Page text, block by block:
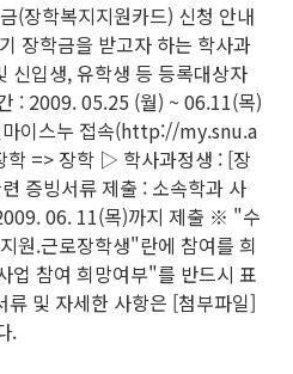
(장학복지지원카드) 신청 안내
장학금을 받고자 하는 학사과
신입생, 유학생 등 등록대상자
: 2009. 05.25 (월) ~ 06.11(목)
이스누 접속(http://my.snu.a
=> 장학 ▷ 학사과정생 : [장
증빙서류 제출 : 소속학과 사
06. 11(목)까지 제출 ※ "수
원.근로장학생"란에 참여를 희
업 참여 희망여부"를 반드시 표
및 자세한 사항은 [첨부파일]
.